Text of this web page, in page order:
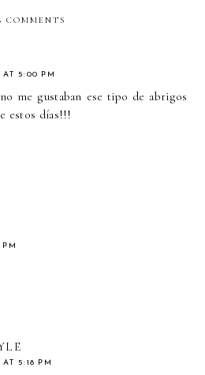
COMMENTS
AT 5:00 PM
me gustaban ese tipo de abrigos
estos días!!!
5:18 PM